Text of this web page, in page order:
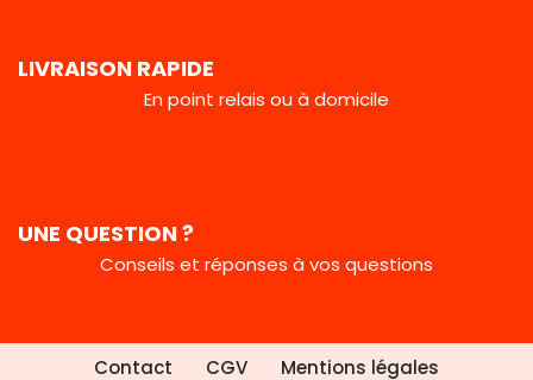
LIVRAISON RAPIDE
En point relais ou à domicile
UNE QUESTION ?
Conseils et réponses à vos questions
Contact CGV Mentions légales